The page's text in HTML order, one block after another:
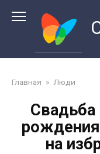
Главная » Люди
Свадьба
на